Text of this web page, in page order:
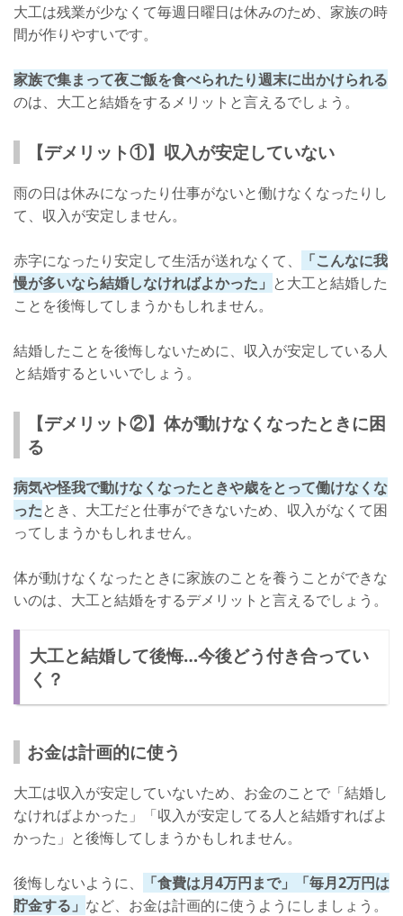
大工は残業が少なくて毎週日曜日は休みのため、家族の時
間が作りやすいです。
家族で集まって夜ご飯を食べられたり週末に出かけられる
のは、大工と結婚をするメリットと言えるでしょう。
【デメリット①】収入が安定していない
雨の日は休みになったり仕事がないと働けなくなったりし
て、収入が安定しません。
赤字になったり安定して生活が送れなくて、
「こんなに我
慢が多いなら結婚しなければよかった」 と大工と結婚した
ことを後悔してしまうかもしれません。
結婚したことを後悔しないために、収入が安定している人
と結婚するといいでしょう。
【デメリット②】体が動けなくなったときに困
る
病気や怪我で動けなくなったときや歳をとって働けなくな
ったとき、大工だと仕事ができないため、収入がなくて困
ってしまうかもしれません。
体が動けなくなったときに家族のことを養うことができな
いのは、大工と結婚をするデメリットと言えるでしょう。
大工と結婚して後悔…今後どう付き合ってい
く？
お金は計画的に使う
大工は収入が安定していないため、お金のことで「結婚し
なければよかった」「収入が安定してる人と結婚すればよ
かった」と後悔してしまうかもしれません。
後悔しないように、
「食費は月4万円まで」「毎月2万円は
貯金する」 など、お金は計画的に使うようにしましょう。